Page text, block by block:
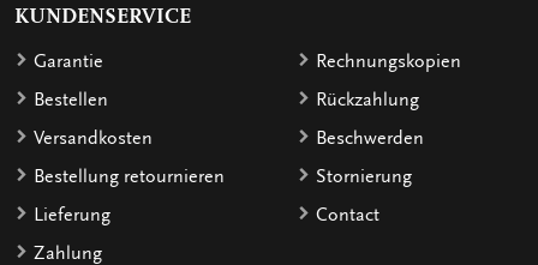
KUNDENSERVICE
Garantie
Bestellen
Versandkosten
Bestellung retournieren
Lieferung
Zahlung
Rechnungskopien
Rückzahlung
Beschwerden
Stornierung
Contact